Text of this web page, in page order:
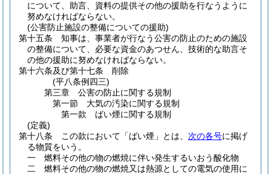
について、助言、資料の提供その他の援助を行なうように
努めなければならない。
(公害防止施設の整備についての援助)
第十五条
知事は、事業者が行なう公害の防止のための施設
の整備について、必要な資金のあつせん、技術的な助言そ
の他の援助に努めなければならない。
第十六条及び第十七条
削除
(平八条例四三)
第三章
公害の防止に関する規制
第一節
大気の汚染に関する規制
第一款
ばい煙に関する規制
(定義)
第十八条
この款において「ばい煙」とは、 次の各号に掲げ
る物質をいう。
一
燃料その他の物の燃焼に伴い発生するいおう酸化物
二
燃料その他の物の燃焼又は熱源としての電気の使用に